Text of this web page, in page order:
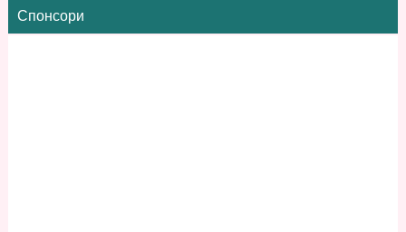
Спонсори